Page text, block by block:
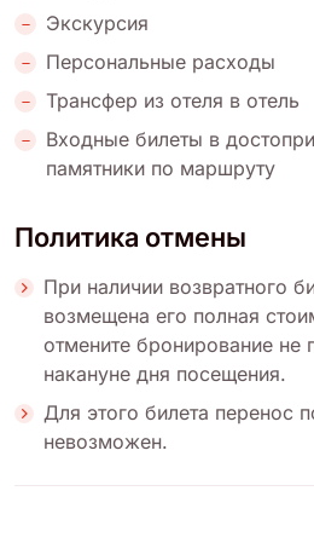
Экскурсия
Персональные расходы
Трансфер из отеля в отель
Входные билеты в
памятники по маршруту
Политика отмены
При наличии возвратного
возмещена его полная
отмените бронирование не
накануне дня посещения.
Для этого билета перенос
невозможен.